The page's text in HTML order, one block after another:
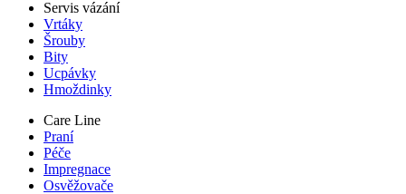
Servis vázání
Vrtáky
Šrouby
Bity
Ucpávky
Hmoždinky
Care Line
Praní
Péče
Impregnace
Osvěžovače